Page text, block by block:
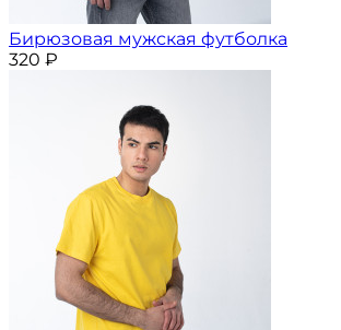
Бирюзовая мужская футболка
320 ₽